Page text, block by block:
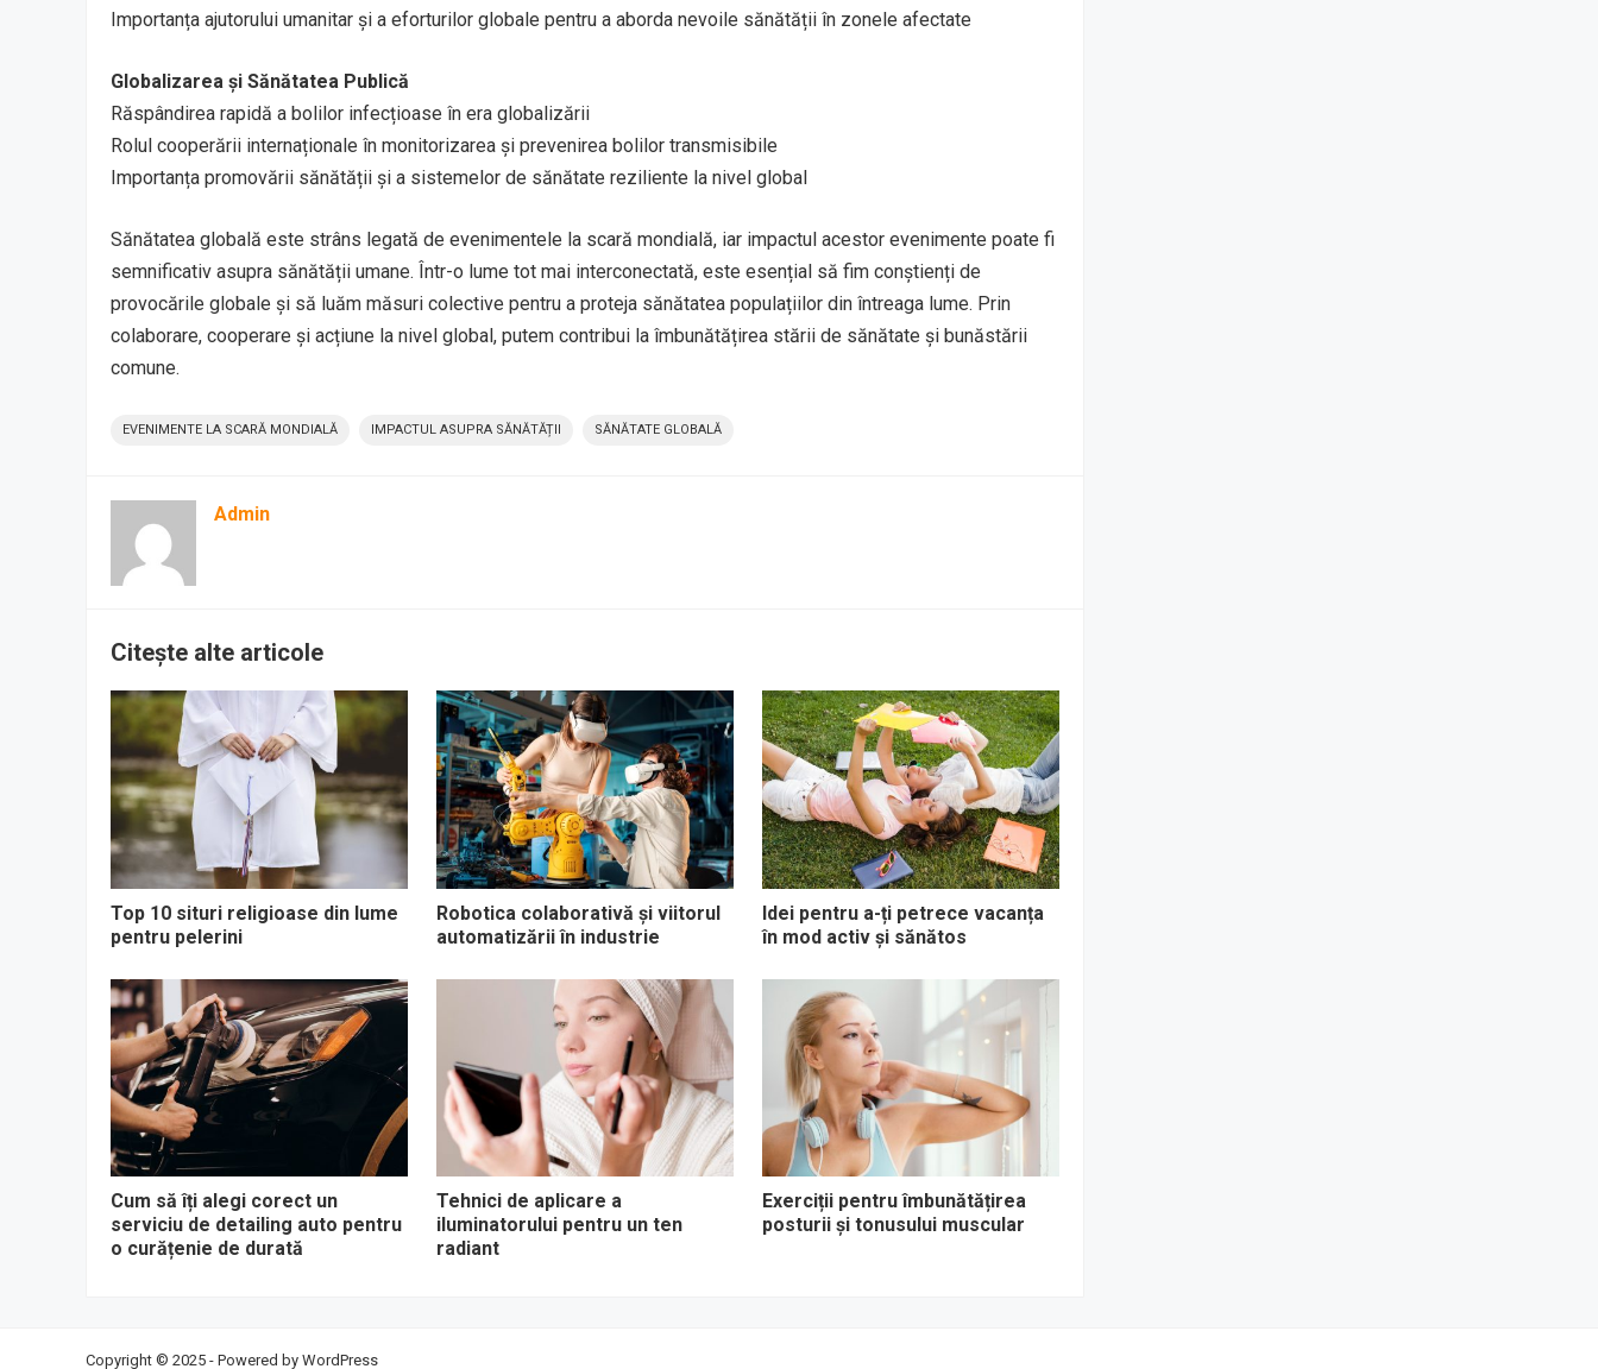
Importanța ajutorului umanitar și a eforturilor globale pentru a aborda nevoile sănătății în zonele afectate
Globalizarea și Sănătatea Publică
Răspândirea rapidă a bolilor infecțioase în era globalizării
Rolul cooperării internaționale în monitorizarea și prevenirea bolilor transmisibile
Importanța promovării sănătății și a sistemelor de sănătate reziliente la nivel global
Sănătatea globală este strâns legată de evenimentele la scară mondială, iar impactul acestor evenimente poate fi
semnificativ asupra sănătății umane. Într-o lume tot mai interconectată, este esențial să fim conștienți de
provocările globale și să luăm măsuri colective pentru a proteja sănătatea populațiilor din întreaga lume. Prin
colaborare, cooperare și acțiune la nivel global, putem contribui la îmbunătățirea stării de sănătate și bunăstării
comune.
EVENIMENTE LA SCARĂ MONDIALĂ IMPACTUL ASUPRA SĂNĂTĂȚII SĂNĂTATE GLOBALĂ
Admin
Citește alte articole
Top 10 situri religioase din lume
pentru pelerini
Robotica colaborativă și viitorul
automatizării în industrie
Idei pentru a-ți petrece vacanța
în mod activ și sănătos
Cum să îți alegi corect un
serviciu de detailing auto pentru
o curățenie de durată
Tehnici de aplicare a
iluminatorului pentru un ten
radiant
Exerciții pentru îmbunătățirea
posturii și tonusului muscular
Copyright © 2025 - Powered by WordPress